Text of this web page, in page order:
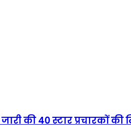
की 40 स्टार प्रचारकों की